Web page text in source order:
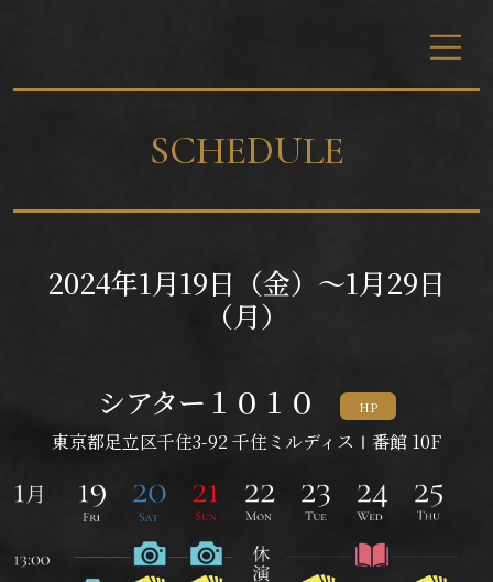
SCHEDULE
2024年1月19日（金）～1月29日
（月）
シアター１０１０ HP
東京都足立区千住3-92 千住ミルディスⅠ番館 10F